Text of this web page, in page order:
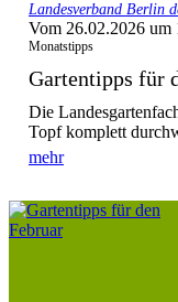
Landesverband Berlin
Vom 26.02.2026 um
Monatstipps
Gartentipps für
Die
Topf komplett
mehr